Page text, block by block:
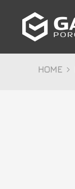
A Gaudi
Produtos
HOME